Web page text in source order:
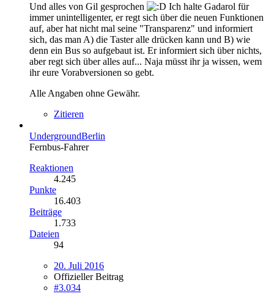
Und alles von Gil gesprochen
Ich halte Gadarol für
immer unintelligenter, er regt sich über die neuen Funktionen
auf, aber hat nicht mal seine "Transparenz" und informiert
sich, das man A) die Taster alle drücken kann und B) wie
denn ein Bus so aufgebaut ist. Er informiert sich über nichts,
aber regt sich über alles auf... Naja müsst ihr ja wissen, wem
ihr eure Vorabversionen so gebt.
Alle Angaben ohne Gewähr.
Zitieren
UndergroundBerlin
Fernbus-Fahrer
Reaktionen
4.245
Punkte
16.403
Beiträge
1.733
Dateien
94
20. Juli 2016
Offizieller Beitrag
#3.034